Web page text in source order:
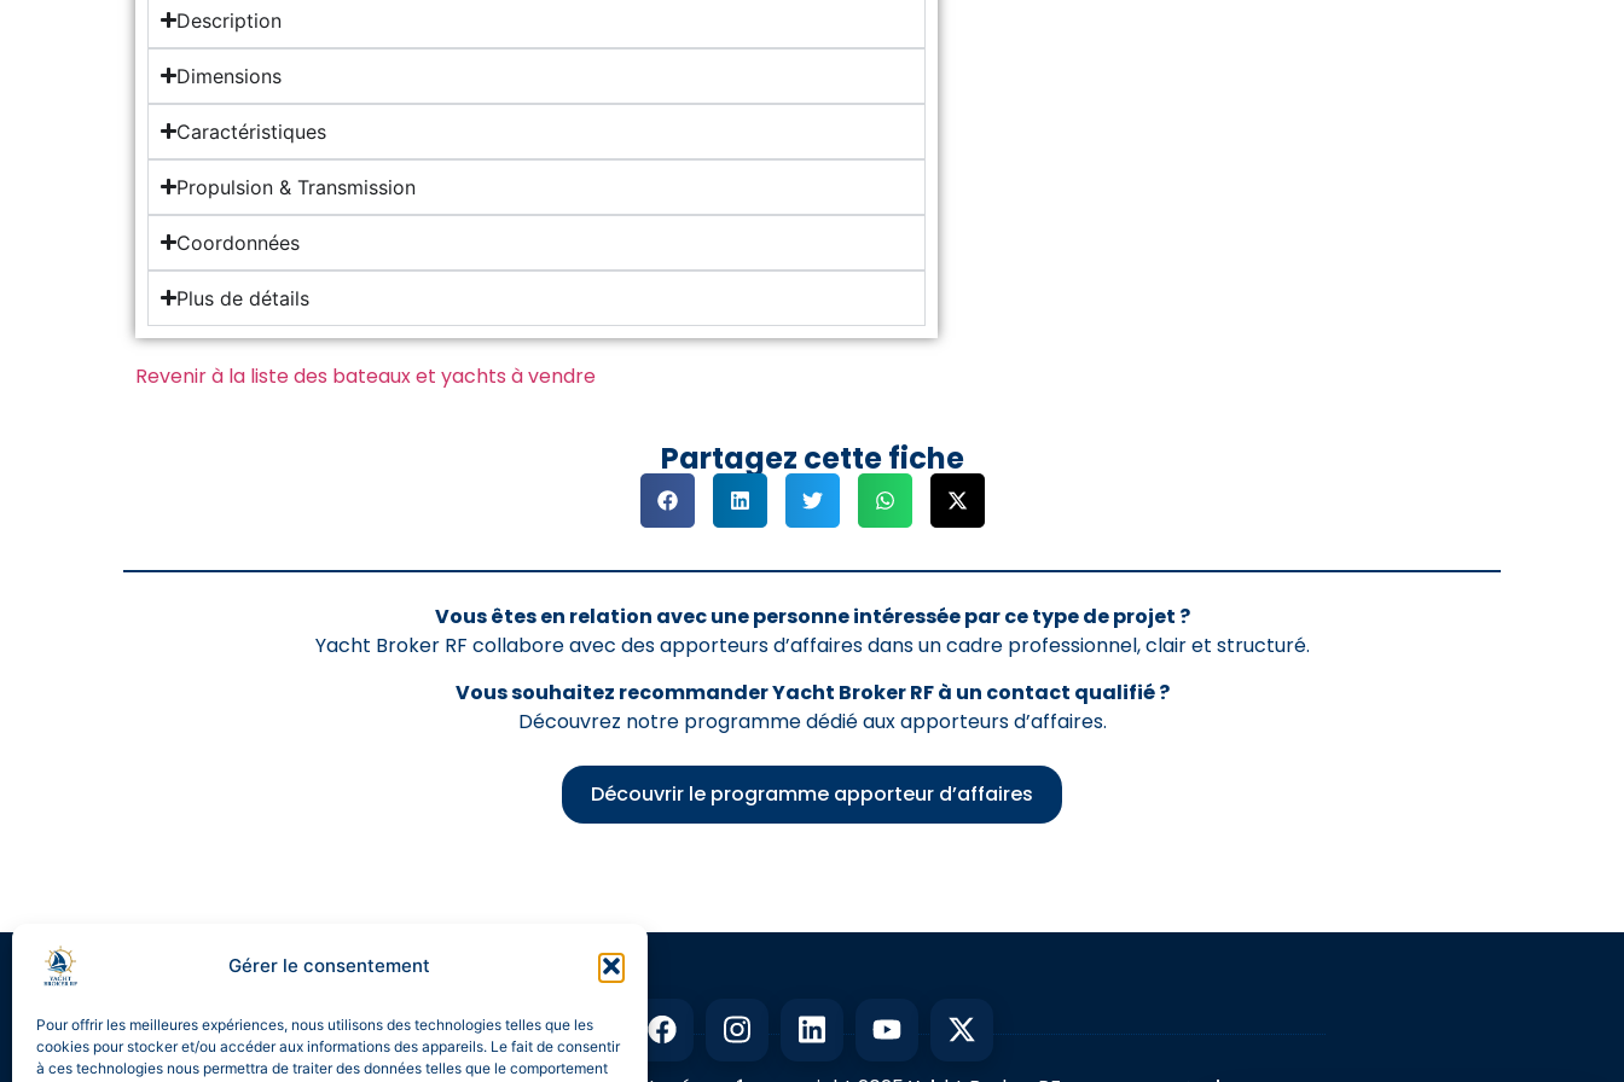
Gérer le consentement
Pour offrir les meilleures expériences, nous utilisons des technologies telles que les
cookies pour stocker et/ou accéder aux informations des appareils. Le fait de consentir
à ces technologies nous permettra de traiter des données telles que le comportement
Description
Dimensions
Caractéristiques
Propulsion & Transmission
Coordonnées
Plus de détails
Revenir à la liste des bateaux et yachts à vendre
Partagez cette fiche
Vous êtes en relation avec une personne intéressée par ce type de projet ?
Yacht Broker RF collabore avec des apporteurs d’affaires dans un cadre professionnel, clair et structuré.
Vous souhaitez recommander Yacht Broker RF à un contact qualifié ?
Découvrez notre programme dédié aux apporteurs d’affaires.
Découvrir le programme apporteur d’affaires